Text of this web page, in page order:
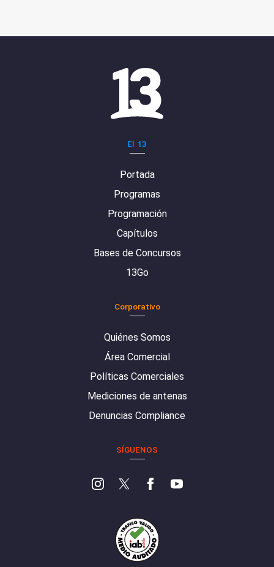
El 13
Portada
Programas
Programación
Capítulos
Bases de Concursos
13Go
Corporativo
Quiénes Somos
Área Comercial
Políticas Comerciales
Mediciones de antenas
Denuncias Compliance
SÍGUENOS